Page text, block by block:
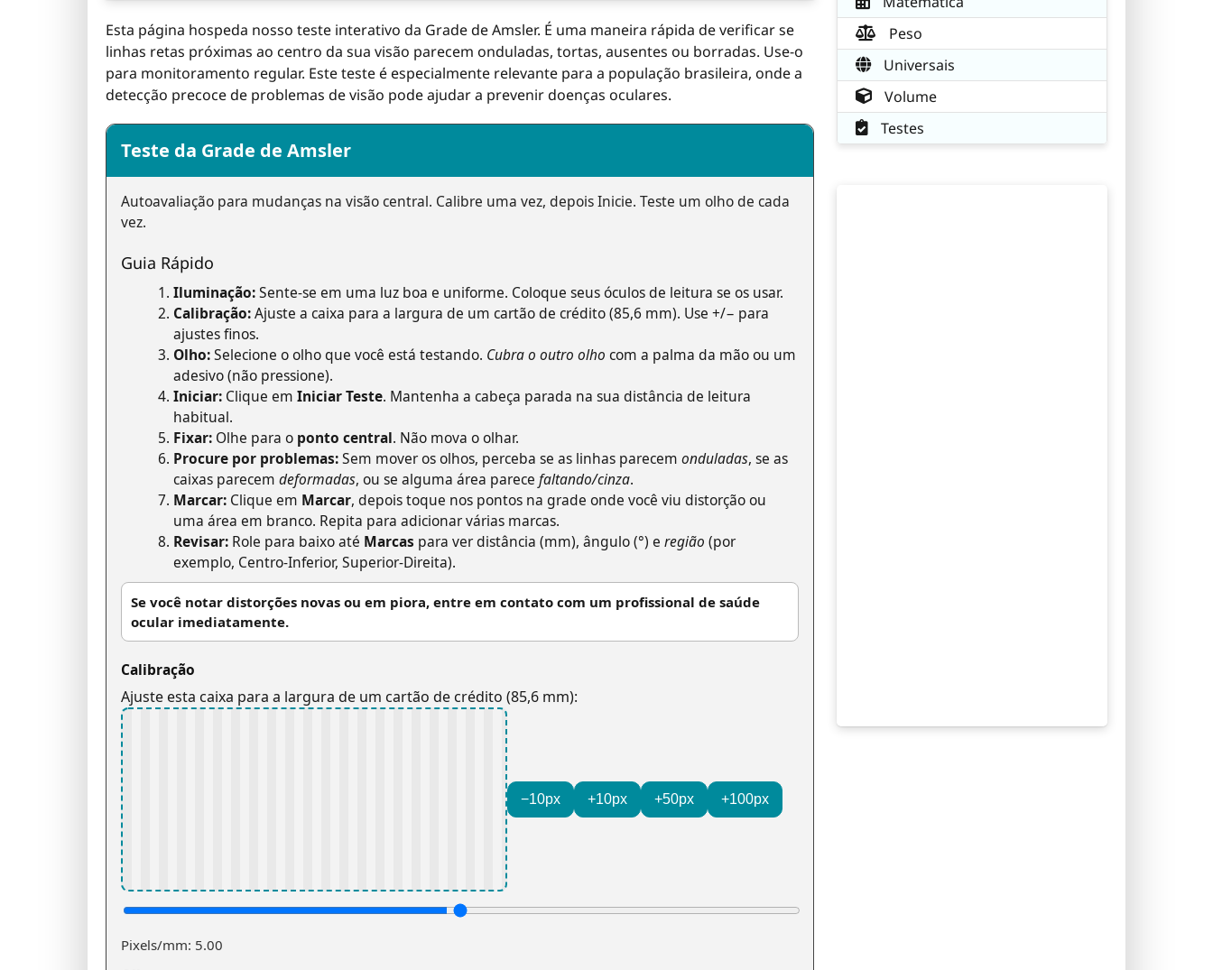
Esta página hospeda nosso teste interativo da Grade de Amsler. É uma maneira rápida de verificar se
linhas retas próximas ao centro da sua visão parecem onduladas, tortas, ausentes ou borradas. Use-o
para monitoramento regular. Este teste é especialmente relevante para a população brasileira, onde a
detecção precoce de problemas de visão pode ajudar a prevenir doenças oculares.
Teste da Grade de Amsler
Autoavaliação para mudanças na visão central. Calibre uma vez, depois Inicie. Teste um olho de cada
vez.
Guia Rápido
Iluminação:Sente-se em uma luz boa e uniforme. Coloque seus óculos de leitura se os usar.
Calibração:Ajuste a caixa para a largura de um cartão de crédito (85,6 mm). Use +/− para
ajustes finos.
Olho:Selecione o olho que você está testando. Cubra o outro olho com a palma da mão ou um
adesivo (não pressione).
Iniciar: Clique em Iniciar Teste. Mantenha a cabeça parada na sua distância de leitura
habitual.
Fixar: Olhe para o ponto central. Não mova o olhar.
Procure por problemas:Sem mover os olhos, perceba se as linhas parecem onduladas, se as
caixas parecem deformadas, ou se alguma área parece faltando/cinza.
Marcar: Clique em Marcar, depois toque nos pontos na grade onde você viu distorção ou
uma área em branco. Repita para adicionar várias marcas.
Revisar: Role para baixo até Marcas para ver distância (mm), ângulo (°) e região (por
exemplo, Centro-Inferior, Superior-Direita).
Se você notar distorções novas ou em piora, entre em contato com um profissional de saúde
ocular imediatamente.
Calibração
Ajuste esta caixa para a largura de um cartão de crédito (85,6 mm):
−10px +10px +50px +100px
Pixels/mm: 5.00
Peso
Universais
Volume
Testes